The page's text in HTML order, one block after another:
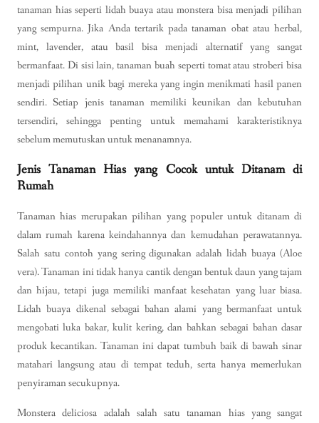
tanaman hias seperti lidah buaya atau monstera bisa menjadi pilihan
yang sempurna. Jika Anda tertarik pada tanaman obat atau herbal,
mint, lavender, atau basil bisa menjadi alternatif yang sangat
bermanfaat. Di sisi lain, tanaman buah seperti tomat atau stroberi bisa
menjadi pilihan unik bagi mereka yang ingin menikmati hasil panen
sendiri. Setiap jenis tanaman memiliki keunikan dan kebutuhan
tersendiri, sehingga penting untuk memahami karakteristiknya
sebelum memutuskan untuk menanamnya.
Jenis Tanaman Hias yang Cocok untuk Ditanam di
Rumah
Tanaman hias merupakan pilihan yang populer untuk ditanam di
dalam rumah karena keindahannya dan kemudahan perawatannya.
Salah satu contoh yang sering digunakan adalah lidah buaya (Aloe
vera). Tanaman ini tidak hanya cantik dengan bentuk daun yang tajam
dan hijau, tetapi juga memiliki manfaat kesehatan yang luar biasa.
Lidah buaya dikenal sebagai bahan alami yang bermanfaat untuk
mengobati luka bakar, kulit kering, dan bahkan sebagai bahan dasar
produk kecantikan. Tanaman ini dapat tumbuh baik di bawah sinar
matahari langsung atau di tempat teduh, serta hanya memerlukan
penyiraman secukupnya.
Monstera deliciosa adalah salah satu tanaman hias yang sangat